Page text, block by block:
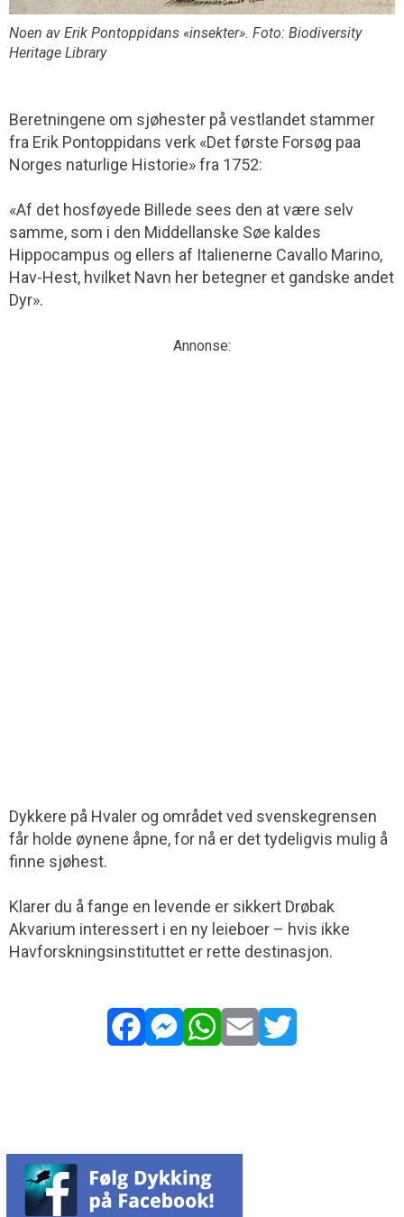
Noen av Erik Pontoppidans «insekter». Foto: Biodiversity
Heritage Library
Beretningene om sjøhester på vestlandet stammer
fra Erik Pontoppidans verk «Det første Forsøg paa
Norges naturlige Historie» fra 1752:
«Af det hosføyede Billede sees den at være selv
samme, som i den Middellanske Søe kaldes
Hippocampus og ellers af Italienerne Cavallo Marino,
Hav-Hest, hvilket Navn her betegner et gandske andet
Dyr».
Annonse:
Dykkere på Hvaler og området ved svenskegrensen
får holde øynene åpne, for nå er det tydeligvis mulig å
finne sjøhest.
Klarer du å fange en levende er sikkert Drøbak
Akvarium interessert i en ny leieboer – hvis ikke
Havforskningsinstituttet er rette destinasjon.